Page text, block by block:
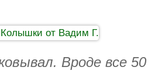
Вроде все 50